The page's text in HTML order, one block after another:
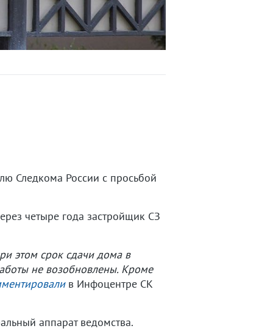
Следкома России с просьбой
четыре года застройщик СЗ
этом срок сдачи дома в
не возобновлены. Кроме
в Инфоцентре СК
аппарат ведомства.